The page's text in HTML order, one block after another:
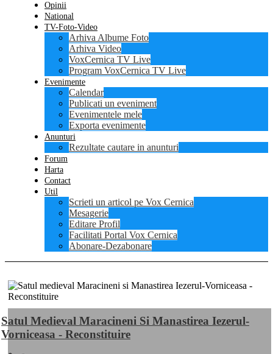
Opinii
National
TV-Foto-Video
Arhiva Albume Foto
Arhiva Video
VoxCernica TV Live
Program VoxCernica TV Live
Evenimente
Calendar
Publicati un eveniment
Evenimentele mele
Exporta evenimente
Anunturi
Rezultate cautare in anunturi
Forum
Harta
Contact
Util
Scrieti un articol pe Vox Cernica
Mesagerie
Editare Profil
Facilitati Portal Vox Cernica
Abonare-Dezabonare
Satul Medieval Maracineni Si Manastirea Iezerul-
Vorniceasa - Reconstituire